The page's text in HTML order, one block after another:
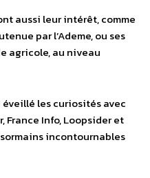
aussi leur intérêt, comme
par l’Ademe, ou ses
agricole, au niveau
les curiosités avec
France Info, Loopsider et
incontournables